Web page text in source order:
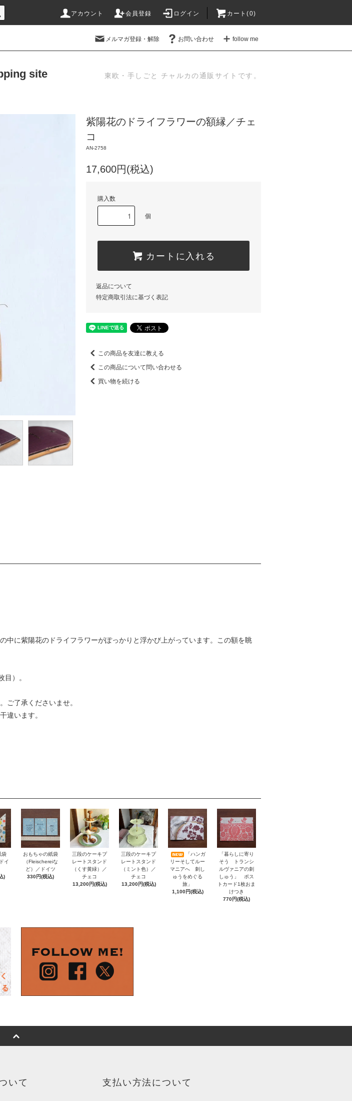
アカウント 会員登録 ログイン カート(0)
メルマガ登録・解除 お問い合わせ follow me
site 東欧・手しごと チャルカの通販サイトです。
紫陽花のドライフラワーの額縁／チェ
コ
AN-2758
17,600円(税込)
購入数
個
カートに入れる
返品について
特定商取引法に基づく表記
この商品を友達に教える
この商品について問い合わせる
買い物を続ける
中に紫陽花のドライフラワーがぽっかりと浮かび上がっています。この額を眺
）。
ご了承くださいませ。
違います。
袋
イ
)
おもちゃの紙袋
（Fleischereiな
ど）／ドイツ
330円(税込)
三段のケーキプ
レートスタンド
（くす黄緑）／
チェコ
13,200円(税込)
三段のケーキプ
レートスタンド
（ミント色）／
チェコ
13,200円(税込)
「ハンガ
リーそしてルー
マニアへ 刺し
ゅうをめぐる
旅」
1,100円(税込)
「暮らしに寄り
そう トランシ
ルヴァニアの刺
しゅう」 ポス
トカード1枚おま
けつき
770円(税込)
いて 支払い方法について